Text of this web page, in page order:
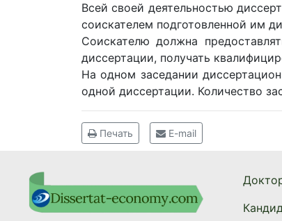
Всей своей деятельностью
соискателем подготовленной им
Соискателю должна
диссертации, получать
На одном заседании
одной диссертации. Количество
Печать E-mail